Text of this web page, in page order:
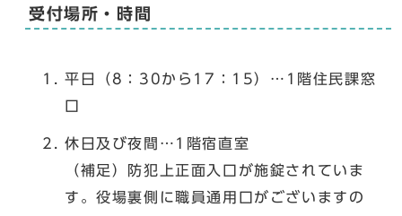
受付場所・時間
平日（8：30から17：15）…1階住民課窓
口
休日及び夜間…1階宿直室
（補足）防犯上正面入口が施錠されていま
す。役場裏側に職員通用口がございますの